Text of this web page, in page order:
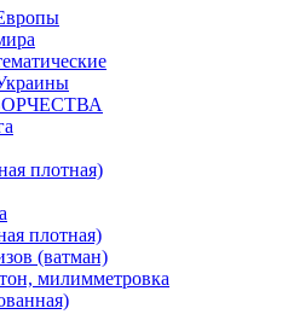
плотная)
плотная)
(ватман)
милимметровка